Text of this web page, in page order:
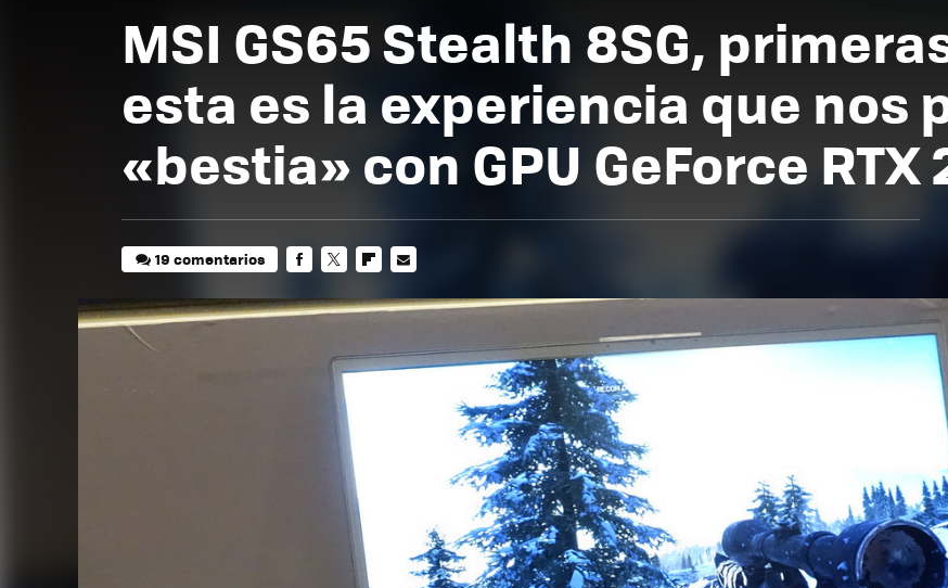
MSI GS65 Stealth 8SG,
esta es la experiencia que nos
«bestia» con GPU GeForce
19 comentarios
MAIL